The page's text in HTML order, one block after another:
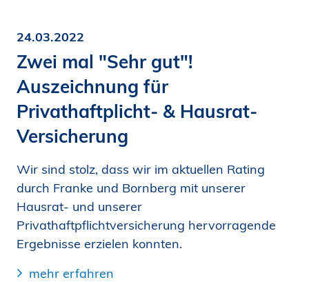
24.03.2022
Zwei mal "Sehr gut"!
Auszeichnung für
Privathaftplicht- & Hausrat-
Versicherung
Wir sind stolz, dass wir im aktuellen Rating
durch Franke und Bornberg mit unserer
Hausrat- und unserer
Privathaftpflichtversicherung hervorragende
Ergebnisse erzielen konnten.
mehr erfahren